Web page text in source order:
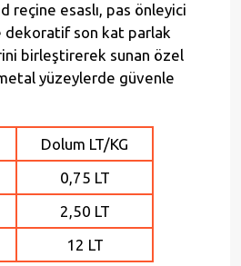
reçine esaslı, pas önleyici
dekoratif son kat parlak
birleştirerek sunan özel
yüzeylerde güvenle
Dolum LT/KG
0,75 LT
2,50 LT
12 LT